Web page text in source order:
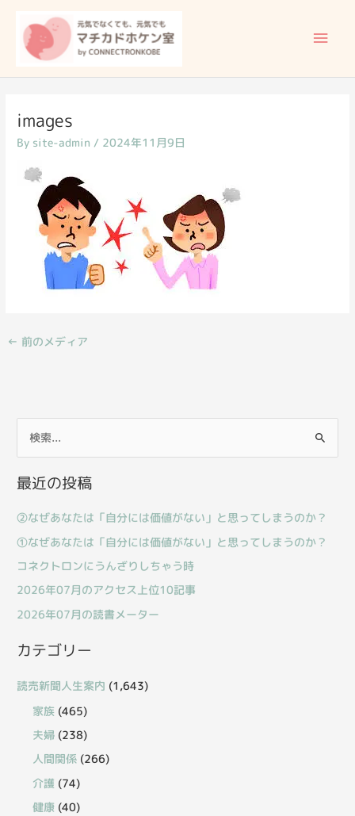
イ
ン
images
By site-admin / 2024年11月9日
← 前のメディア
索
対
:
最近の投稿
②なぜあなたは「自分には価値がない」と思ってしまうのか？
①なぜあなたは「自分には価値がない」と思ってしまうのか？
コネクトロンにうんざりしちゃう時
2026年07月のアクセス上位10記事
2026年07月の読書メーター
カテゴリー
読売新聞人生案内 (1,643)
家族 (465)
夫婦 (238)
人間関係 (266)
介護 (74)
健康 (40)